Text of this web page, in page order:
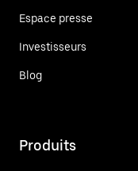
Espace presse
Investisseurs
Blog
Produits